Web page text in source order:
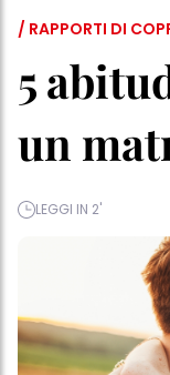
/ RAPPORTI DI
5
un
LEGGI IN 2'